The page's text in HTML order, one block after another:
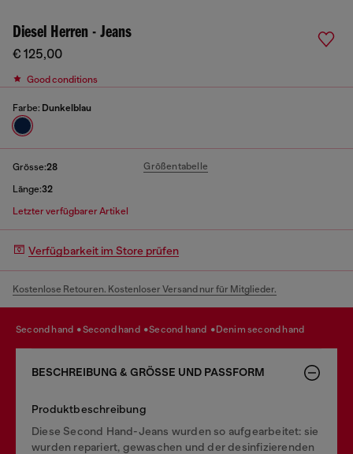
Diesel Herren - Jeans
€ 125,00
Good conditions
Farbe: Dunkelblau
Grösse:28 Größentabelle
Länge:32
Letzter verfügbarer Artikel
Verfügbarkeit im Store prüfen
Kostenlose Retouren. Kostenloser Versand nur für Mitglieder.
second hand second hand second hand denim second hand
BESCHREIBUNG & GRÖSSE UND PASSFORM
Produktbeschreibung
Diese Second Hand-Jeans wurden so aufgearbeitet: sie
wurden repariert, gewaschen und der desinfizierenden